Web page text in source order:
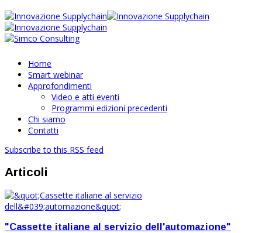
Home
Smart webinar
Approfondimenti
Video e atti eventi
Programmi edizioni precedenti
Chi siamo
Contatti
Subscribe to this RSS feed
Articoli
"Cassette italiane al servizio dell'automazione"